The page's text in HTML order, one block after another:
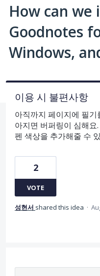
How can we
Goodnotes
Windows,
이용 시 불편사항
아직까지 페이지에 필
아지면 버퍼링이 심해
펜 색상을 추가해줄 수
2
VOTE
성현서 shared this idea ·